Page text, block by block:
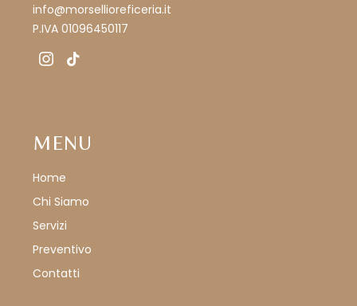
info@morsellioreficeria.it
P.IVA 01096450117
instagram
tiktok
MENU
Home
Chi Siamo
Servizi
Preventivo
Contatti